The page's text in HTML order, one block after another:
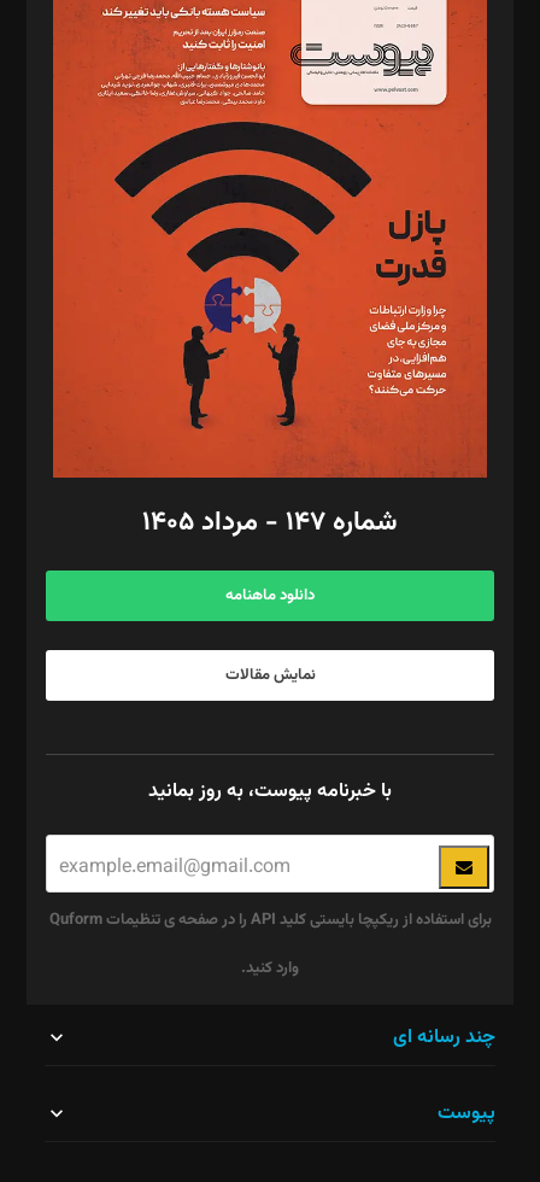
د‌بیر ناداستان: سمانه سمیع
د‌بیر خدمت و تجارت: ابوالفضل رجبی
د‌بیر حقوق فناوری: حسام‌الدین ایپکچی
د‌بیر پیوست جهان: مینا پاکدل
د‌بیر تحریریه آنلاین: بابک نقاش
تحریریه‌: مجتبی محمود‌ی، آرش برهمند، یسنا امان‌پور، سروش کرمیان،
مصطفی مسجدی آرانی، ابوالفضل رجبی، زهرا فکرانه، فائزه فتحی
رستمی،مصطفی باستان
ویرایش: نگار استاد‌‌آقا
طراح یونیفرم: مجید توکلی
فیلمبرداری و عکاسی: امیر شفیعی، مانی لطفی زاده
گرافیک و صفحه‌آرایی: سید‌سبحان‌علی ثابت
مد‌یر توسعه تجاری: کامبیز برید‌
امور مالی: شاپور رهبری، محمد‌ کاظمی‌نیا
آگهی و مشترکین: ۰۹۱۹۹۹۹۰۴۵۴
شماره ۱۴۷ - مرداد ۱۴۰۵
دانلود ماهنامه
نمایش مقالات
با خبرنامه پیوست، به روز بمانید
برای استفاده از ریکپچا بایستی کلید API را در صفحه ی تنظیمات Quform
وارد کنید.
نباید
چند رسانه ای
پیوست